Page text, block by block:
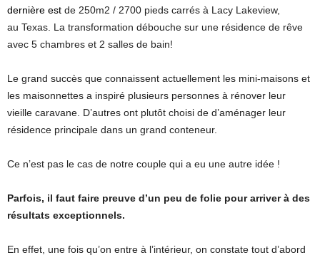
dernière est de 250m2 / 2700 pieds carrés à Lacy Lakeview,
au Texas. La transformation débouche sur une résidence de rêve
avec 5 chambres et 2 salles de bain!
Le grand succès que connaissent actuellement les mini-maisons et
les maisonnettes a inspiré plusieurs personnes à rénover leur
vieille caravane. D’autres ont plutôt choisi de d’aménager leur
résidence principale dans un grand conteneur.
Ce n’est pas le cas de notre couple qui a eu une autre idée !
Parfois, il faut faire preuve d’un peu de folie pour arriver à des
résultats exceptionnels.
En effet, une fois qu’on entre à l’intérieur, on constate tout d’abord